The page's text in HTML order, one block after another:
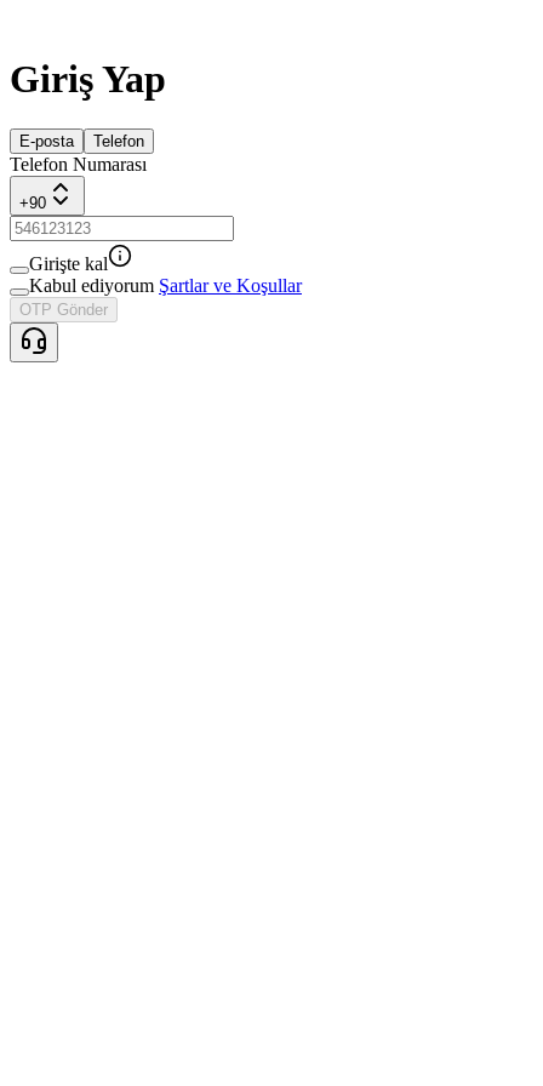
Giriş Yap
E-posta Telefon
Telefon Numarası
+90
Girişte kal
Kabul ediyorum Şartlar ve Koşullar
OTP Gönder